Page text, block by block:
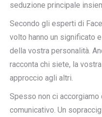
seduzione principale
Secondo gli esperti di
volto hanno un significato
della vostra personalità.
racconta chi siete, la
approccio agli altri.
Spesso non ci
comunicativo. Un